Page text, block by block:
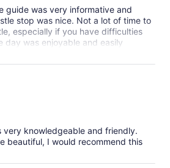
guide was very informative and
stop was nice. Not a lot of time to
especially if you have difficulties
day was enjoyable and easily
very knowledgeable and friendly.
beautiful, I would recommend this